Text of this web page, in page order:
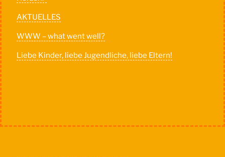
AKTUELLES
WWW – what went well?
Liebe Kinder, liebe Jugendliche, liebe Eltern!